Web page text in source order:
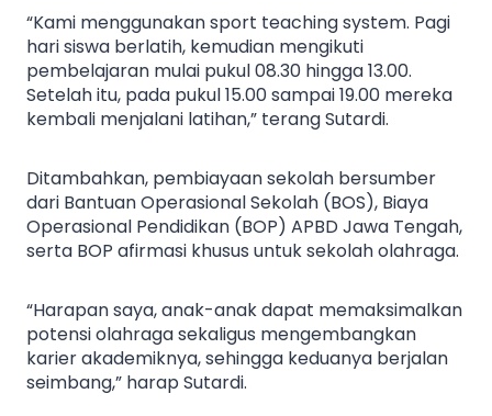
“Kami menggunakan sport teaching system. Pagi
hari siswa berlatih, kemudian mengikuti
pembelajaran mulai pukul 08.30 hingga 13.00.
Setelah itu, pada pukul 15.00 sampai 19.00 mereka
kembali menjalani latihan,” terang Sutardi.
Ditambahkan, pembiayaan sekolah bersumber
dari Bantuan Operasional Sekolah (BOS), Biaya
Operasional Pendidikan (BOP) APBD Jawa Tengah,
serta BOP afirmasi khusus untuk sekolah olahraga.
“Harapan saya, anak-anak dapat memaksimalkan
potensi olahraga sekaligus mengembangkan
karier akademiknya, sehingga keduanya berjalan
seimbang,” harap Sutardi.